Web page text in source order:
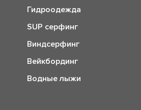
Гидроодежда
SUP серфинг
Виндсерфинг
Вейкбординг
Водные лыжи